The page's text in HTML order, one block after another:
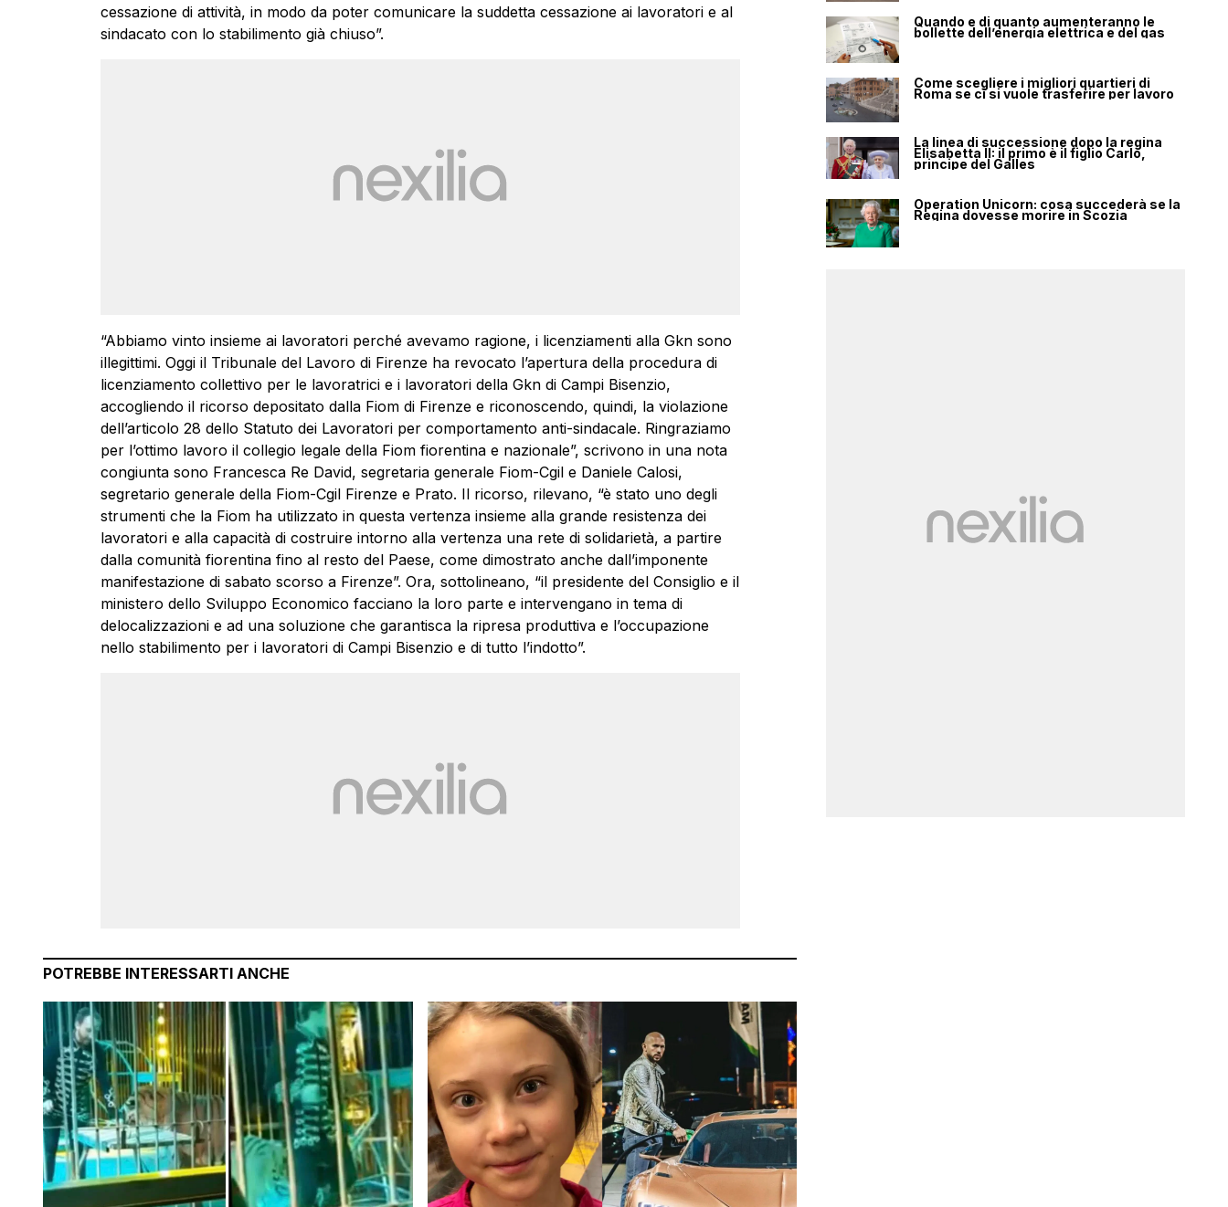
cessazione di attività, in modo da poter comunicare la suddetta cessazione ai lavoratori e al
sindacato con lo stabilimento già chiuso”.
“Abbiamo vinto insieme ai lavoratori perché avevamo ragione, i licenziamenti alla Gkn sono
illegittimi. Oggi il Tribunale del Lavoro di Firenze ha revocato l’apertura della procedura di
licenziamento collettivo per le lavoratrici e i lavoratori della Gkn di Campi Bisenzio,
accogliendo il ricorso depositato dalla Fiom di Firenze e riconoscendo, quindi, la violazione
dell’articolo 28 dello Statuto dei Lavoratori per comportamento anti-sindacale. Ringraziamo
per l’ottimo lavoro il collegio legale della Fiom fiorentina e nazionale”, scrivono in una nota
congiunta sono Francesca Re David, segretaria generale Fiom-Cgil e Daniele Calosi,
segretario generale della Fiom-Cgil Firenze e Prato. Il ricorso, rilevano, “è stato uno degli
strumenti che la Fiom ha utilizzato in questa vertenza insieme alla grande resistenza dei
lavoratori e alla capacità di costruire intorno alla vertenza una rete di solidarietà, a partire
dalla comunità fiorentina fino al resto del Paese, come dimostrato anche dall’imponente
manifestazione di sabato scorso a Firenze”. Ora, sottolineano, “il presidente del Consiglio e il
ministero dello Sviluppo Economico facciano la loro parte e intervengano in tema di
delocalizzazioni e ad una soluzione che garantisca la ripresa produttiva e l’occupazione
nello stabilimento per i lavoratori di Campi Bisenzio e di tutto l’indotto”.
POTREBBE INTERESSARTI ANCHE
Quando e di quanto aumenteranno le
bollette dell’energia elettrica e del gas
Come scegliere i migliori quartieri di
Roma se ci si vuole trasferire per lavoro
La linea di successione dopo la regina
Elisabetta II: il primo è il figlio Carlo,
principe del Galles
Operation Unicorn: cosa succederà se la
Regina dovesse morire in Scozia